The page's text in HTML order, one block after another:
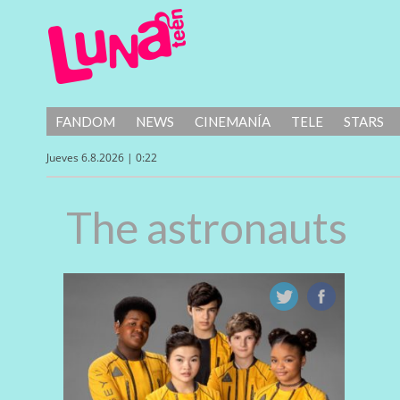
FANDOM NEWS CINEMANÍA TELE STARS
Jueves 6.8.2026 | 0:22
The astronauts